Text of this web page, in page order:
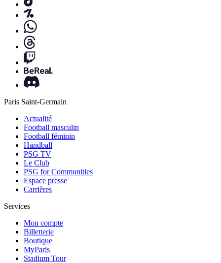
Paris Saint-Germain
Actualité
Football masculin
Football féminin
Handball
PSG TV
Le Club
PSG for Communities
Espace presse
Carrières
Services
Mon compte
Billetterie
Boutique
MyParis
Stadium Tour